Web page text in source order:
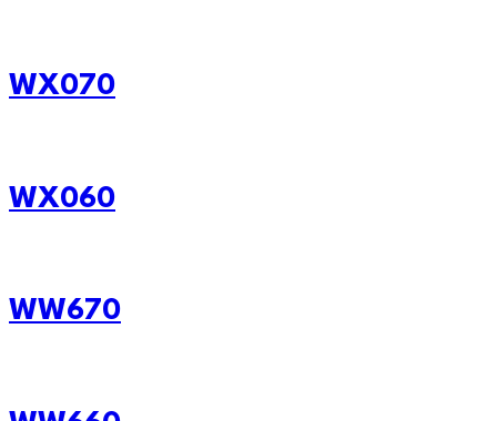
WX070
WX060
WW670